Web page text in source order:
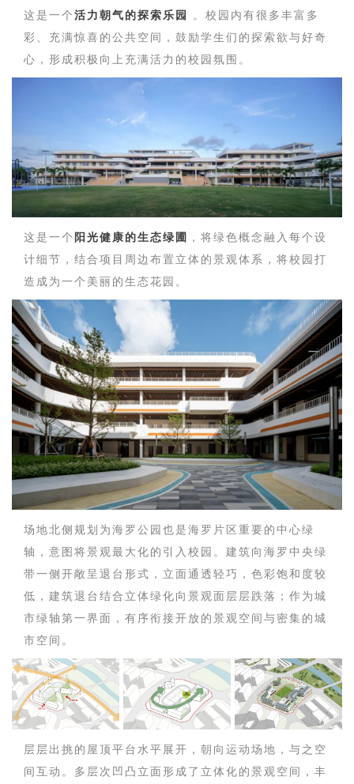
这是一个活力朝气的探索乐园 。校园内有很多丰富多
彩、充满惊喜的公共空间，鼓励学生们的探索欲与好奇
心，形成积极向上充满活力的校园氛围。
这是一个 阳光健康的生态绿圃 ，将绿色概念融入每个设
计细节，结合项目周边布置立体的景观体系，将校园打
造成为一个美丽的生态花园。
场地北侧规划为海罗公园也是海罗片区重要的中心绿
轴，意图将景观最大化的引入校园。建筑向海罗中央绿
带一侧开敞呈退台形式，立面通透轻巧，色彩饱和度较
低，建筑退台结合立体绿化向景观面层层跌落；作为城
市绿轴第一界面，有序衔接开放的景观空间与密集的城
市空间。
层层出挑的屋顶平台水平展开，朝向运动场地，与之空
间互动。多层次凹凸立面形成了立体化的景观空间，丰